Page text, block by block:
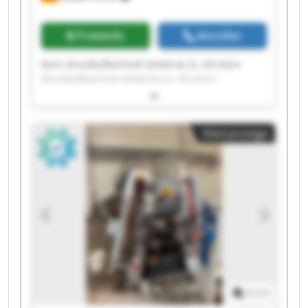
Preisinfo Anrufen
Kern Drucklufttechnik GmbH & Co. KG Kern
Drucklufttechnik GmbH & Co. KG Kern
Drucklufttechnik GmbH & Co. KG Kern
Drucklufttechnik GmbH & Co. KG Kern
Drucklufttechnik GmbH & Co. KG Kern
Drucklufttechnik GmbH & Co. KG Kern
Drucklufttechnik GmbH & Co. KG Kern
Drucklufttechnik GmbH & Co. KG Kern
Drucklufttechnik GmbH & Co. KG Kern
Drucklufttechnik GmbH & Co. KG Kern
Drucklufttechnik GmbH & Co. KG Kern
Drucklufttechnik GmbH & Co. KG Kern
Drucklufttechnik GmbH & Co. KG Kern
Drucklufttechnik GmbH & Co. KG Kern
Drucklufttechnik GmbH & Co. KG Kern
Kleinanzeige